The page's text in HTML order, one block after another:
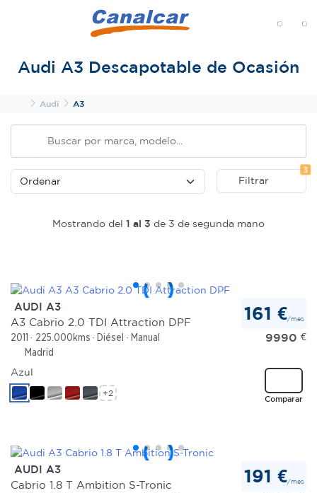
Audi A3 Descapotable de Ocasión
InicioAudi A3
Filtrar
3
Mostrando del 1 al 3 de 3 de segunda mano
AUDI A3
A3 Cabrio 2.0 TDI Attraction DPF
2011 225.000kms Diésel
Manual
Madrid
161 €/mes
9990 €
Comparar
Azul
+2
AUDI A3
Cabrio 1.8 T Ambition S-Tronic
191 €/mes